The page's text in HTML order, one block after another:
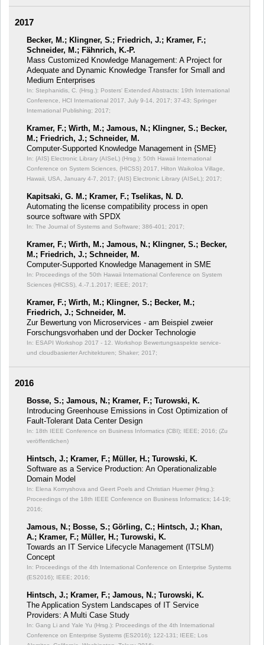
2017
Becker, M.; Klingner, S.; Friedrich, J.; Kramer, F.;
Schneider, M.; Fähnrich, K.-P.
Mass Customized Knowledge Management: A Project for
Adequate and Dynamic Knowledge Transfer for Small and
Medium Enterprises
In: Stephanidis, C. (Hrsg.): Posters' Extended Abstracts: 19th International
Conference, HCI International 2017, July 9-14, 2017; 37-43; Springer
International Publishing; 2017;
Kramer, F.; Wirth, M.; Jamous, N.; Klingner, S.; Becker,
M.; Friedrich, J.; Schneider, M.
Computer-Supported Knowledge Management in {SME}
In: {AIS} Electronic Library (AISeL) (Hrsg.): 50th Hawaii International
Conference on System Sciences, {HICSS} 2017, Hilton Waikoloa Village,
Hawaii, USA, January 4-7, 2017; {AIS} Electronic Library (AISeL); 2017;
Kapitsaki, G. M.; Kramer, F.; Tselikas, N. D.
Automating the license compatibility process in open
source software with SPDX
In: The Journal of Systems and Software; 386-401; 2017;
Kramer, F.; Wirth, M.; Jamous, N.; Klingner, S.; Becker,
M.; Friedrich, J.; Schneider, M.
Computer-Supported Knowledge Management in SME
In: Proceedings of the 50th Hawaii International Conference on System
Sciences (HICSS), 4.-7.1.2017; IEEE; 2017;
Kramer, F.; Wirth, M.; Klingner, S.; Becker, M.;
Friedrich, J.; Schneider, M.
Zur Bewertung von Microservices - am Beispiel zweier
Forschungsvorhaben und der Docker Technologie
In: ESAPI Workshop 2017 - 12. Workshop Bewertungsaspekte service-
und cloudbasierter Architekturen; Shaker; 2017;
2016
Bosse, S.; Jamous, N.; Kramer, F.; Turowski, K.
Introducing Greenhouse Emissions in Cost Optimization of
Fault-Tolerant Data Center Design
In: 18th IEEE Conference on Business Informatics (CBI); IEEE; 2016; (Zu
veröffentlichen)
Hintsch, J.; Kramer, F.; Müller, H.; Turowski, K.
Software as a Service Production: An Operationalizable
Domain Model
In: Elena Kornyshova and Geert Poels and Christian Huemer (Hrsg.):
Proceedings of the 18th IEEE Conference on Business Informatics; 14-19;
2016;
Jamous, N.; Bosse, S.; Görling, C.; Hintsch, J.; Khan,
A.; Kramer, F.; Müller, H.; Turowski, K.
Towards an IT Service Lifecycle Management (ITSLM)
Concept
In: Proceedings of the 4th International Conference on Enterprise Systems
(ES2016); IEEE; 2016;
Hintsch, J.; Kramer, F.; Jamous, N.; Turowski, K.
The Application System Landscapes of IT Service
Providers: A Multi Case Study
In: Gang Li and Yale Yu (Hrsg.): Proceedings of the 4th International
Conference on Enterprise Systems (ES2016); 122-131; IEEE; Los